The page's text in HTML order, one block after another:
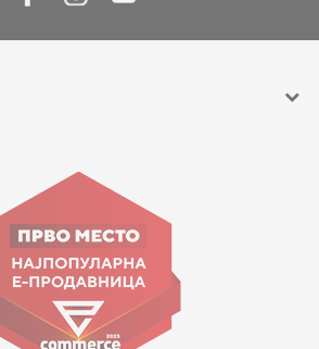
Николовски бр.74 Скопје
contact@mytime.mk
Работно време:
09:00 до 17:00